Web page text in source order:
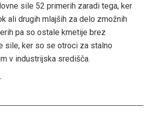
sile 52 primerih zaradi tega, ker
ali drugih mlajših za delo zmožnih
pa so ostale kmetije brez
sile, ker so se otroci za stalno
v industrijska središča.